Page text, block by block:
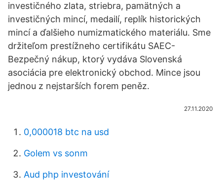
investičného zlata, striebra, pamätných a
investičných mincí, medailí, replík historických
mincí a ďalšieho numizmatického materiálu. Sme
držiteľom prestížneho certifikátu SAEC-
Bezpečný nákup, ktorý vydáva Slovenská
asociácia pre elektronický obchod. Mince jsou
jednou z nejstarších forem peněz.
27.11.2020
0,000018 btc na usd
Golem vs sonm
Aud php investování